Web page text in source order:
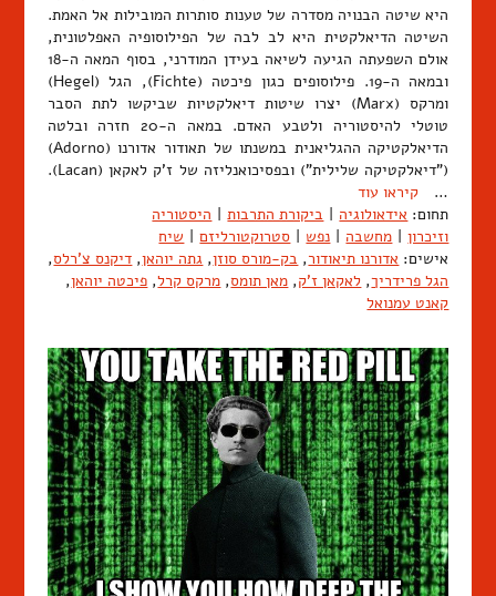
היא שיטה הבנויה מסדרה של טענות סותרות המובילות אל האמת.
השיטה הדיאלקטית היא לב לבה של הפילוסופיה האפלטונית,
אולם השפעתה הגיעה לשיאה בעידן המודרני, בסוף המאה ה-18
ובמאה ה-19. פילוסופים כגון פיכטה (Fichte), הגל (Hegel)
ומרקס (Marx) יצרו שיטות דיאלקטיות שביקשו לתת הסבר
טוטלי להיסטוריה ולטבע האדם. במאה ה-20 חזרה ובלטה
הדיאלקטיקה ההגליאנית במשנתו של תאודור אדורנו (Adorno)
("דיאלקטיקה שלילית") ובפסיכואנליזה של ז'ק לאקאן (Lacan).
… קיראו עוד
תחום: אידאולוגיה | ביקורת התרבות | היסטוריה
וזיכרון | מחשבה | נפש | סטרוקטורליזם | שיח
אישים: אדורנו תיאודור, בק-מורס סוזן, גתה יוהאן, דיקנס צ'רלס,
הגל פרידריך, לאקאן ז'ק, מאן תומס, מרקס קרל, פיכטה יוהאן,
קאנט עמנואל